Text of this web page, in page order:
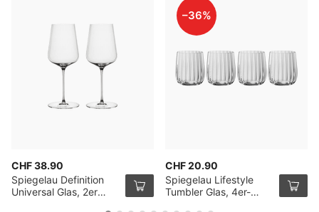
CHF 38.90
Spiegelau Definition
Universal Glas, 2er
–36%
CHF 20.90
Spiegelau Lifestyle
Tumbler Glas, 4er-